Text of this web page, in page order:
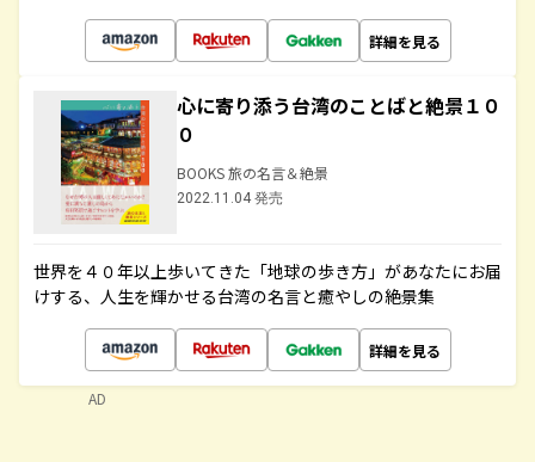
詳細を見る
心に寄り添う台湾のことばと絶景１０
０
BOOKS 旅の名言＆絶景
2022.11.04 発売
世界を４０年以上歩いてきた「地球の歩き方」があなたにお届
けする、人生を輝かせる台湾の名言と癒やしの絶景集
詳細を見る
AD